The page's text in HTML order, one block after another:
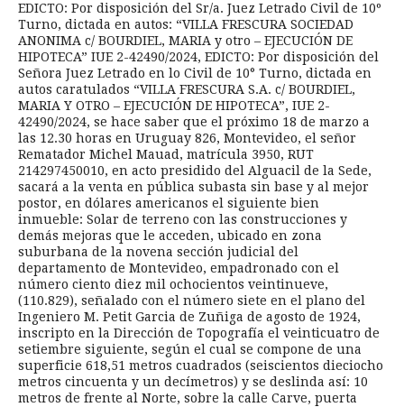
EDICTO: Por disposición del Sr/a. Juez Letrado Civil de 10º
Turno, dictada en autos: “VILLA FRESCURA SOCIEDAD
ANONIMA c/ BOURDIEL, MARIA y otro – EJECUCIÓN DE
HIPOTECA” IUE 2-42490/2024, EDICTO: Por disposición del
Señora Juez Letrado en lo Civil de 10° Turno, dictada en
autos caratulados “VILLA FRESCURA S.A. c/ BOURDIEL,
MARIA Y OTRO – EJECUCIÓN DE HIPOTECA”, IUE 2-
42490/2024, se hace saber que el próximo 18 de marzo a
las 12.30 horas en Uruguay 826, Montevideo, el señor
Rematador Michel Mauad, matrícula 3950, RUT
214297450010, en acto presidido del Alguacil de la Sede,
sacará a la venta en pública subasta sin base y al mejor
postor, en dólares americanos el siguiente bien
inmueble: Solar de terreno con las construcciones y
demás mejoras que le acceden, ubicado en zona
suburbana de la novena sección judicial del
departamento de Montevideo, empadronado con el
número ciento diez mil ochocientos veintinueve,
(110.829), señalado con el número siete en el plano del
Ingeniero M. Petit Garcia de Zuñiga de agosto de 1924,
inscripto en la Dirección de Topografía el veinticuatro de
setiembre siguiente, según el cual se compone de una
superficie 618,51 metros cuadrados (seiscientos dieciocho
metros cincuenta y un decímetros) y se deslinda así: 10
metros de frente al Norte, sobre la calle Carve, puerta